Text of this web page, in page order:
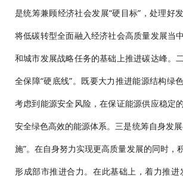
是统筹兼顾经济社会发展“硬目标”，处理好
将低碳转型全面融入经济社会高质量发展当
和城市发展战略任务的基础上推进碳达峰。
全保障“硬底线”。既要大力推进能源结构绿
考虑到能源安全风险，在保证能源供应稳定
安全绿色高效的能源体系。三是统筹自身发
施”。在自身努力实现更高质量发展的同时，
形成部市推进合力。在此基础上，着力推进